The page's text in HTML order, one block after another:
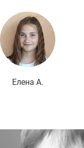
Подробнее
Елена А.